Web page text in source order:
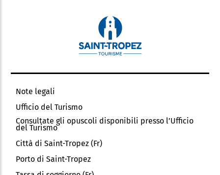
Note legali
Ufficio del Turismo
Consultate gli opuscoli disponibili presso l’Ufficio
del Turismo
Città di Saint-Tropez (Fr)
Porto di Saint-Tropez